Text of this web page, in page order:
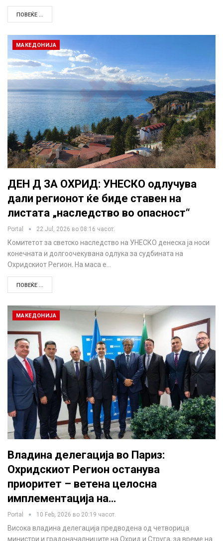
ПОВЕЌЕ ...
МАКЕДОНИЈА
ДЕН Д ЗА ОХРИД: УНЕСКО одлучува
дали регионот ќе биде ставен на
листата „наследство во опасност“
Portal 22 Jul, 2026 во 08:16 часот.
Комитетот за светско наследство на УНЕСКО денеска ја носи
конечната и долгоочекувана одлука за судбината на
Охридскиот Регион. На маса е…
ПОВЕЌЕ ...
МАКЕДОНИЈА
Владина делегација во Париз:
Охридскиот Регион останува
приоритет – ветена целосна
имплементација на…
Portal 10 Feb, 2026 во 20:19 часот.
Висока владина делегација предводена од четворица
министри и градоначалниците на Охрид и Струга, за време на